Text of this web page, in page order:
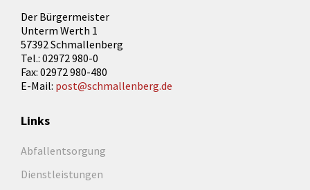
Der Bürgermeister
Unterm Werth 1
57392 Schmallenberg
Tel.: 02972 980-0
Fax: 02972 980-480
E-Mail: post@schmallenberg.de
Links
Abfallentsorgung
Dienstleistungen